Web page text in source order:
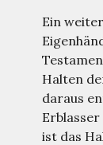
Ein
Halten
daraus
ist das